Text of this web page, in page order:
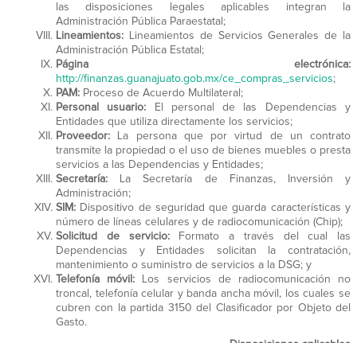
las disposiciones legales aplicables integran la
Administración Pública Paraestatal;
Lineamientos:
Lineamientos de Servicios Generales de la
Administración Pública Estatal;
Página electrónica:
http://finanzas.guanajuato.gob.mx/ce_compras_servicios;
PAM: Proceso de Acuerdo Multilateral;
Personal usuario:
El personal de las Dependencias y
Entidades que utiliza directamente los servicios;
Proveedor: La persona que por virtud de un contrato
transmite la propiedad o el uso de bienes muebles o presta
servicios a las Dependencias y Entidades;
Secretaría: La Secretaría de Finanzas, Inversión y
Administración;
SIM: Dispositivo de seguridad que guarda características y
número de líneas celulares y de radiocomunicación (Chip);
Solicitud de servicio:Formato a través del cual las
Dependencias y Entidades solicitan la contratación,
mantenimiento o suministro de servicios a la DSG; y
Telefonía móvil: Los servicios de radiocomunicación no
troncal, telefonía celular y banda ancha móvil, los cuales se
cubren con la partida 3150 del Clasificador por Objeto del
Gasto.